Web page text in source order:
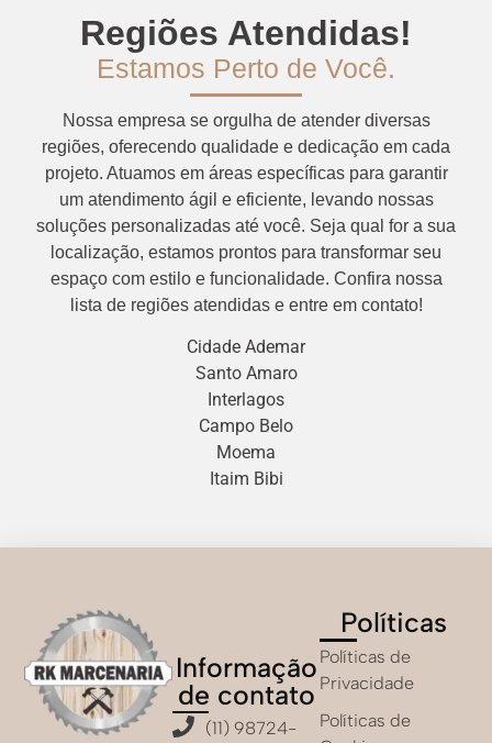
Regiões Atendidas!
Estamos Perto de Você.
Nossa empresa se orgulha de atender diversas
regiões, oferecendo qualidade e dedicação em cada
projeto. Atuamos em áreas específicas para garantir
um atendimento ágil e eficiente, levando nossas
soluções personalizadas até você. Seja qual for a sua
localização, estamos prontos para transformar seu
espaço com estilo e funcionalidade. Confira nossa
lista de regiões atendidas e entre em contato!
Cidade Ademar
Santo Amaro
Interlagos
Campo Belo
Moema
Itaim Bibi
Informação
de contato
(11) 98724-
Políticas
Políticas de
Privacidade
Políticas de